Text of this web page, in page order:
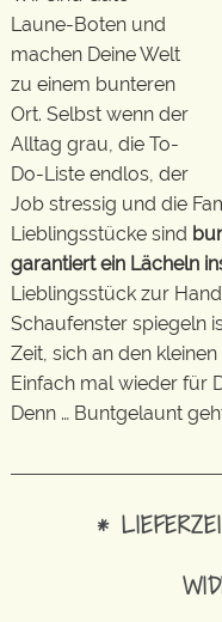
Laune-Boten und
machen Deine Welt
zu einem bunteren
Ort. Selbst wenn der
Alltag grau, die To-
Do-Liste endlos, der
Job stressig und die
Lieblingsstücke sind
garantiert ein Lächeln
Lieblingsstück zur
Schaufenster spiegeln
Zeit, sich an den
Einfach mal wieder für
Denn … Buntgelaunt
*